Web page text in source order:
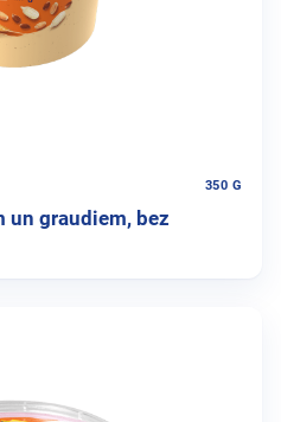
350 G
un graudiem, bez